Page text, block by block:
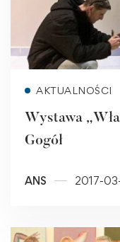
AKTUALNOŚCI
Wystawa
Gogół
ANS 2017-